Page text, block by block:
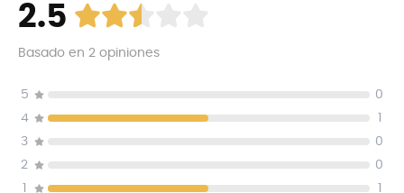
2.5
Basado en 2 opiniones
5
0
4
3
0
2
0